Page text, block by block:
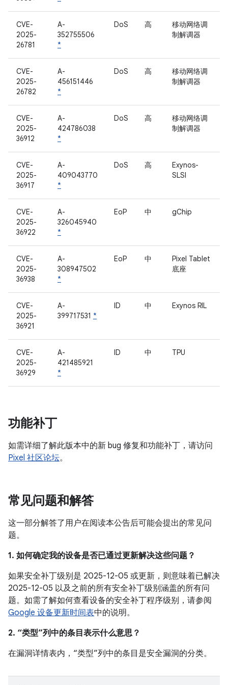
CVE-
2025-
26781
A-
352755506
*
DoS 高
移动网络调
制解调器
CVE-
2025-
26782
A-
456151446
*
DoS 高
移动网络调
制解调器
CVE-
2025-
36912
A-
424786038
*
DoS 高
移动网络调
制解调器
CVE-
2025-
36917
A-
409043770
*
DoS 高
Exynos-
SLSI
CVE-
2025-
36922
A-
326045940
*
EoP 中 gChip
CVE-
2025-
36938
A-
308947502
*
EoP 中
Pixel Tablet
底座
CVE-
2025-
36921
A-
399717531 *
ID 中 Exynos RIL
CVE-
2025-
36929
A-
421485921
*
ID 中 TPU
功能补丁
如需详细了解此版本中的新 bug 修复和功能补丁，请访问
Pixel 社区论坛。
常见问题和解答
这一部分解答了用户在阅读本公告后可能会提出的常见问
题。
1. 如何确定我的设备是否已通过更新解决这些问题？
如果安全补丁级别是 2025-12-05 或更新，则意味着已解决
2025-12-05 以及之前的所有安全补丁级别涵盖的所有问
题。如需了解如何查看设备的安全补丁程序级别，请参阅
Google 设备更新时间表中的说明。
2. “类型”列中的条目表示什么意思？
在漏洞详情表内，“类型”列中的条目是安全漏洞的分类。